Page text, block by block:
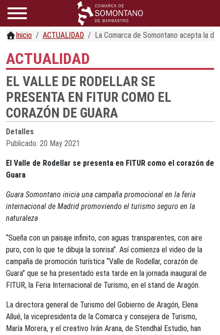
Inicio ACTUALIDAD La Comarca de Somontano acepta la
ACTUALIDAD
EL VALLE DE RODELLAR SE
PRESENTA EN FITUR COMO EL
CORAZÓN DE GUARA
Detalles
Publicado: 20 May 2021
El Valle de Rodellar se presenta en FITUR como el corazón de
Guara
Guara Somontano inicia una campaña promocional en la feria
internacional de Madrid promoviendo el turismo seguro en la
naturaleza
“Sueña con un paisaje infinito, con aguas transparentes, con aire
puro, con lo que te dibuja la sonrisa”. Así comienza el video de la
campaña de promoción turística “Valle de Rodellar, corazón de
Guara” que se ha presentado esta tarde en la jornada inaugural de
FITUR, la Feria Internacional de Turismo, en el stand de Aragón.
La directora general de Turismo del Gobierno de Aragón, Elena
Allué, la vicepresidenta de la Comarca y consejera de Turismo,
María Morera, y el creativo Iván Arana, de Stendhal Estudio, han